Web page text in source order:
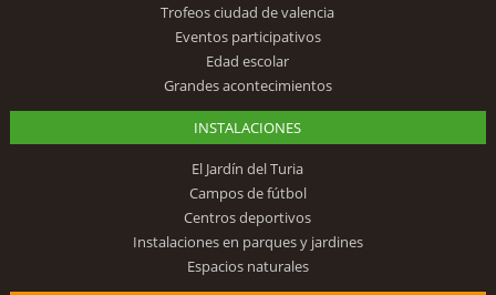
Trofeos ciudad de valencia
Eventos participativos
Edad escolar
Grandes acontecimientos
INSTALACIONES
El Jardín del Turia
Campos de fútbol
Centros deportivos
Instalaciones en parques y jardines
Espacios naturales